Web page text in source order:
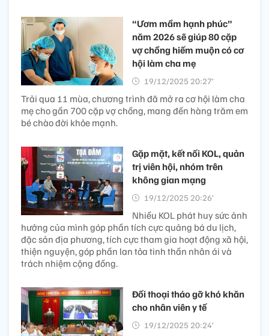
“Ươm mầm hạnh phúc”
năm 2026 sẽ giúp 80 cặp
vợ chồng hiếm muộn có cơ
hội làm cha mẹ
19/12/2025 20:27’
Trải qua 11 mùa, chương trình đã mở ra cơ hội làm cha
mẹ cho gần 700 cặp vợ chồng, mang đến hàng trăm em
bé chào đời khỏe mạnh.
Gặp mặt, kết nối KOL, quản
trị viên hội, nhóm trên
không gian mạng
19/12/2025 20:26’
Nhiều KOL phát huy sức ảnh
hưởng của mình góp phần tích cực quảng bá du lịch,
đặc sản địa phương, tích cực tham gia hoạt động xã hội,
thiện nguyện, góp phần lan tỏa tinh thần nhân ái và
trách nhiệm cộng đồng.
Đối thoại tháo gỡ khó khăn
cho nhân viên y tế
19/12/2025 20:24’